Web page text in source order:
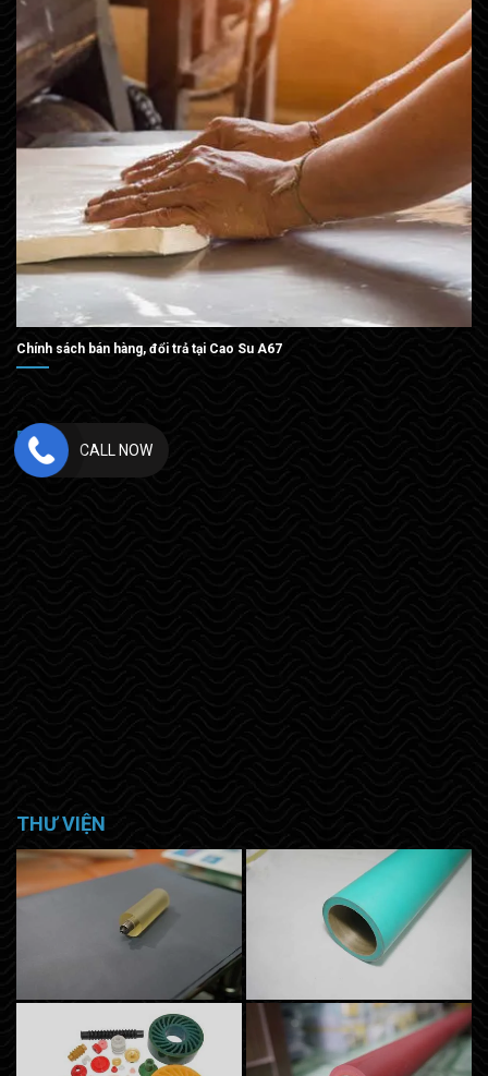
Chính sách bán hàng, đổi trả tại Cao Su A67
BẢN ĐỒ
THƯ VIỆN
CALL NOW